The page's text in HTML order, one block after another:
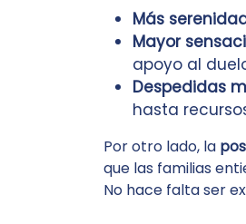
Más
Mayor
apoyo al
Despedidas
hasta
Por otro lado, la
que las familias
No hace falta ser